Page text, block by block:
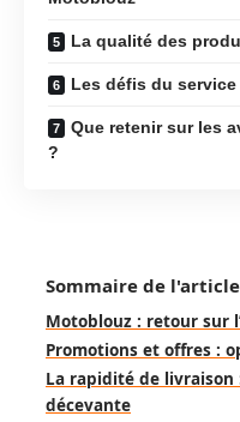
La qualité des
Les défis du
Que retenir sur les
?
Sommaire de l'article
Motoblouz : retour sur
Promotions et offres :
La rapidité de
décevante